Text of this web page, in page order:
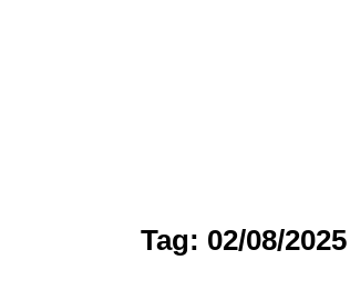
Tag: 02/08/